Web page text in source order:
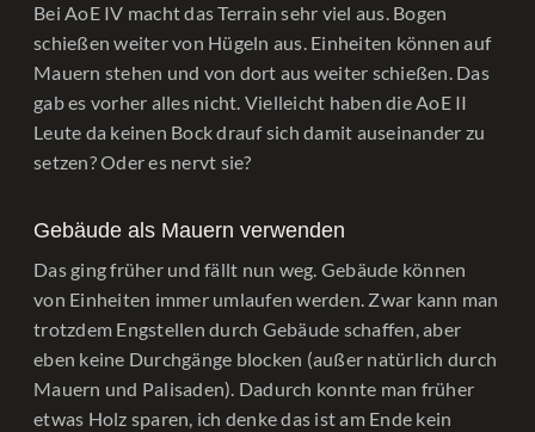
Bei AoE IV macht das Terrain sehr viel aus. Bogen
schießen weiter von Hügeln aus. Einheiten können auf
Mauern stehen und von dort aus weiter schießen. Das
gab es vorher alles nicht. Vielleicht haben die AoE II
Leute da keinen Bock drauf sich damit auseinander zu
setzen? Oder es nervt sie?
Gebäude als Mauern verwenden
Das ging früher und fällt nun weg. Gebäude können
von Einheiten immer umlaufen werden. Zwar kann man
trotzdem Engstellen durch Gebäude schaffen, aber
eben keine Durchgänge blocken (außer natürlich durch
Mauern und Palisaden). Dadurch konnte man früher
etwas Holz sparen, ich denke das ist am Ende kein